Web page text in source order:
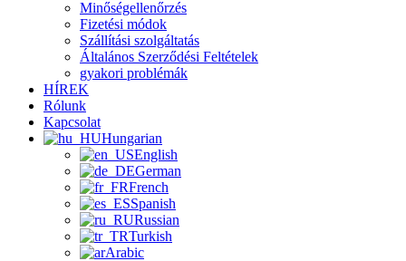
Minőségellenőrzés
Fizetési módok
Szállítási szolgáltatás
Általános Szerződési Feltételek
gyakori problémák
HÍREK
Rólunk
Kapcsolat
Hungarian
English
German
French
Spanish
Russian
Turkish
Arabic